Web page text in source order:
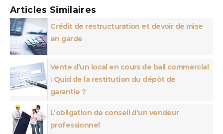
Articles Similaires
Crédit de restructuration et devoir de mise
en garde
Vente d’un local en cours de bail commercial
: Quid de la restitution du dépôt de
garantie ?
L’obligation de conseil d’un vendeur
professionnel